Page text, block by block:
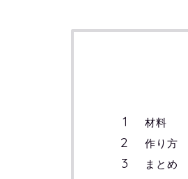
材料
作り方
まとめ